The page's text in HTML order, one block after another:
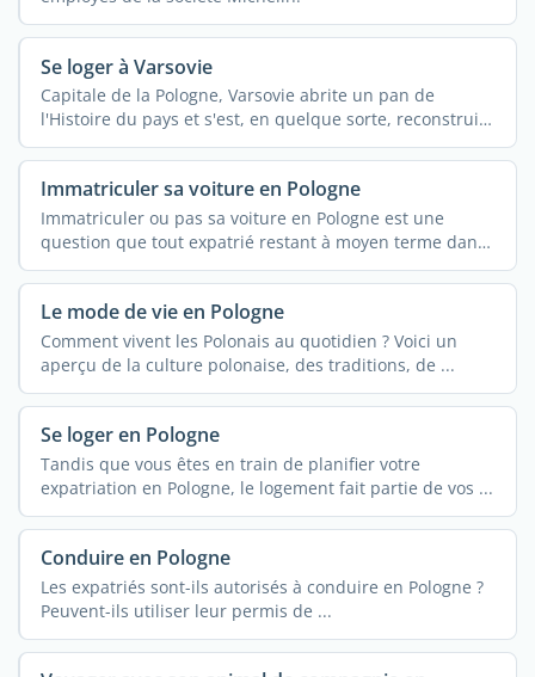
Se loger à Varsovie
Capitale de la Pologne, Varsovie abrite un pan de
l'Histoire du pays et s'est, en quelque sorte, reconstruite
en ...
Immatriculer sa voiture en Pologne
Immatriculer ou pas sa voiture en Pologne est une
question que tout expatrié restant à moyen terme dans
...
Le mode de vie en Pologne
Comment vivent les Polonais au quotidien ? Voici un
aperçu de la culture polonaise, des traditions, de ...
Se loger en Pologne
Tandis que vous êtes en train de planifier votre
expatriation en Pologne, le logement fait partie de vos ...
Conduire en Pologne
Les expatriés sont-ils autorisés à conduire en Pologne ?
Peuvent-ils utiliser leur permis de ...